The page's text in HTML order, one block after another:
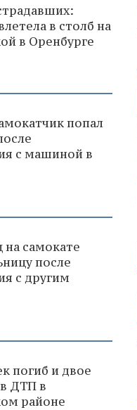
в столб на
в Оренбурге
попал
с машиной в
самокате
после
с другим
погиб и двое
ДТП в
районе